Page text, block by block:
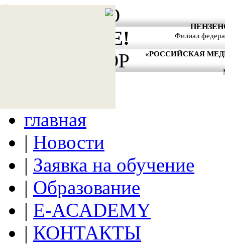
АКТУАЛЬНО
ВНИМАНИЕ!
АНТИТЕРРОР
Филиал
«РОССИЙСКАЯ
главная
| Новости
| Заявка на обучение
| Образование
| E-ACADEMY
| КОНТАКТЫ